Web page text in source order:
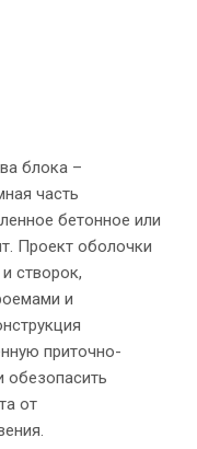
блока –
часть
бетонное или
Проект оболочки
створок,
и
приточно-
обезопасить
от